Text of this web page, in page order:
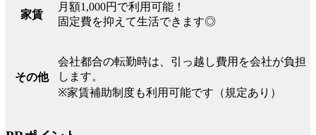
家賃
月額1,000円で利用可能！
固定費を抑えて生活できます◎
その他
会社都合の転勤時は、引っ越し費用を会社が負担
します。
※家賃補助制度も利用可能です（規定あり）